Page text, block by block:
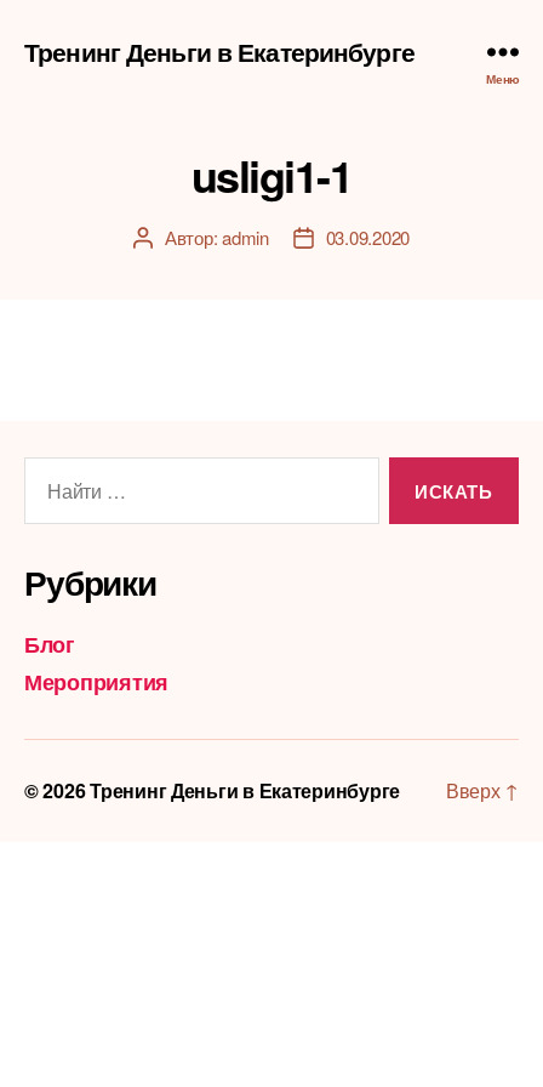
Тренинг Деньги в Екатеринбурге
Меню
usligi1-1
АвторАвтор:admin
Дата03.09.2020
Рубрики
Блог
Мероприятия
© 2026Тренинг Деньги в Екатеринбурге Вверх ↑